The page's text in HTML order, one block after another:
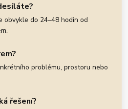
obvykle do 24–48 hodin od
problému, prostoru nebo
řešení?